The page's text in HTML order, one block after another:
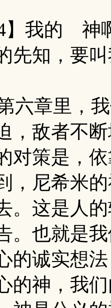
我的 神啊
先知，要
章里，我
，敌者不
对策是，
，尼希米
。这是人
。也就是
的诚实想
的神，我